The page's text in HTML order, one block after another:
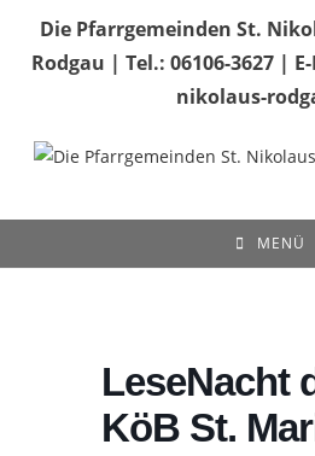
Inhalt
springen
Die Pfarrgemeinden St.
Rodgau | Tel.: 06106-3627 |
nikolaus-
MENÜ
LeseNacht
KöB St.